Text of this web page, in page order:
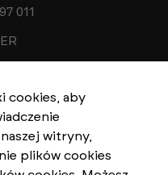
011
042
cookies, aby
witryny,
plików cookies